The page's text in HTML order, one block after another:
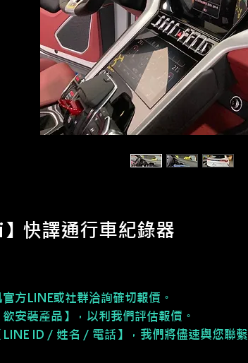
快譯通行車紀錄器
方LINE或社群洽詢確切報價。
安裝產品】，以利我們評估報價。
ID／姓名／電話】，我們將儘速與您聯繫